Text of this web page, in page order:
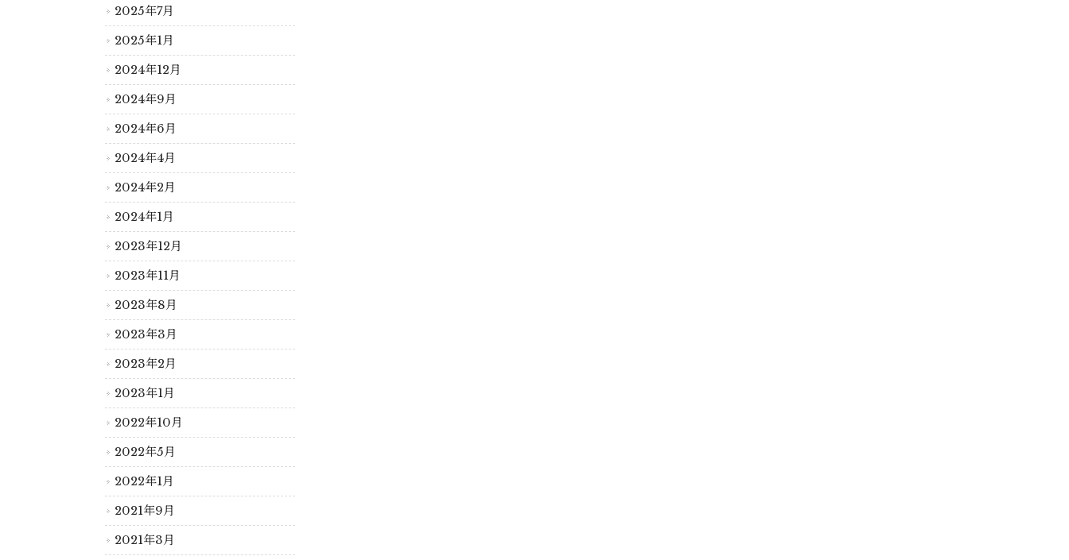
2025年7月
2025年1月
2024年12月
2024年9月
2024年6月
2024年4月
2024年2月
2024年1月
2023年12月
2023年11月
2023年8月
2023年3月
2023年2月
2023年1月
2022年10月
2022年5月
2022年1月
2021年9月
2021年3月